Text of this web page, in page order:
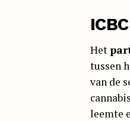
Het
tussen
van de
leemte